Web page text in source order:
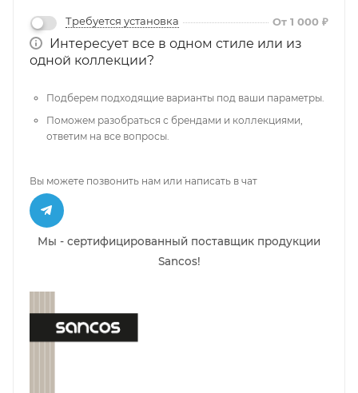
Требуется установка От 1 000 ₽
Интересует все в одном стиле или из
одной коллекции?
Подберем подходящие варианты под ваши параметры.
Поможем разобраться с брендами и коллекциями,
ответим на все вопросы.
Вы можете позвонить нам или написать в чат
Мы - сертифицированный поставщик продукции
Sancos!